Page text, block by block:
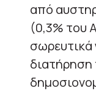
από
(0,3% του